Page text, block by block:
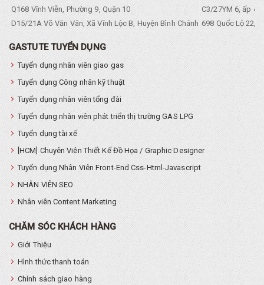
Q168 Vĩnh Viễn, Phường 9, Quận 10
C3/27YM 6, ấp 4,
D15/21A Võ Văn Vân, Xã Vĩnh Lộc B, Huyện Bình Chánh 698 Quốc Lộ 22,
GASTUTE TUYỂN DỤNG
Tuyển dụng nhân viên giao gas
Tuyển dụng Công nhân kỹ thuật
Tuyển dụng nhân viên tổng đài
Tuyển dụng nhân viên phát triển thị trường GAS LPG
Tuyển dụng tài xế
[HCM] Chuyên Viên Thiết Kế Đồ Họa / Graphic Designer
Tuyển dụng Nhân Viên Front-End Css-Html-Javascript
NHÂN VIÊN SEO
Nhân viên Content Marketing
CHĂM SÓC KHÁCH HÀNG
Giới Thiệu
Hình thức thanh toán
Chính sách giao hàng